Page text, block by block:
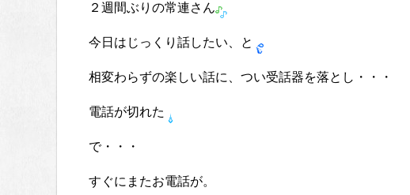
２週間ぶりの常連さん
今日はじっくり話したい、と
相変わらずの楽しい話に、つい受話器を落とし・・・
電話が切れた
で・・・
すぐにまたお電話が。